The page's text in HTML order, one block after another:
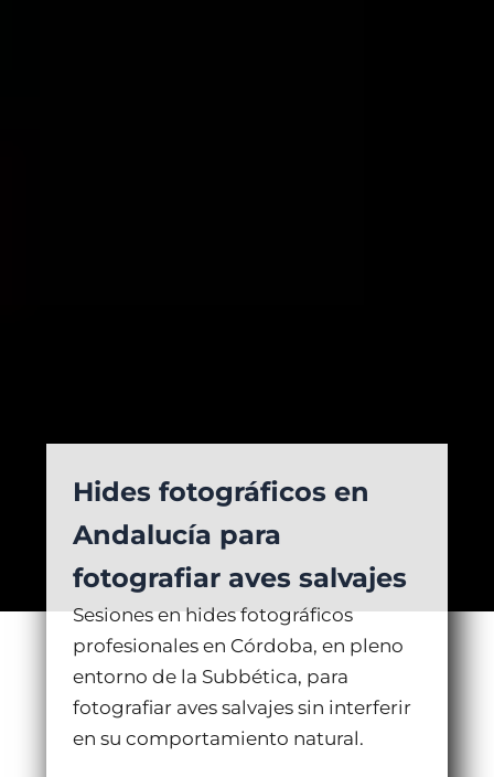
Hides fotográficos en
Andalucía para
fotografiar aves salvajes
Sesiones en hides fotográficos
profesionales en Córdoba, en pleno
entorno de la Subbética, para
fotografiar aves salvajes sin interferir
en su comportamiento natural.